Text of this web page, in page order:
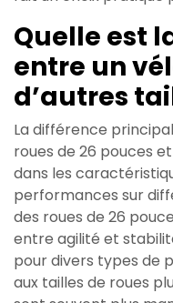
Quelle est
entre un
d’autres
La différence
roues de 26 pouces
dans les
performances sur
des roues de 26
entre agilité et
pour divers types de
aux tailles de roues